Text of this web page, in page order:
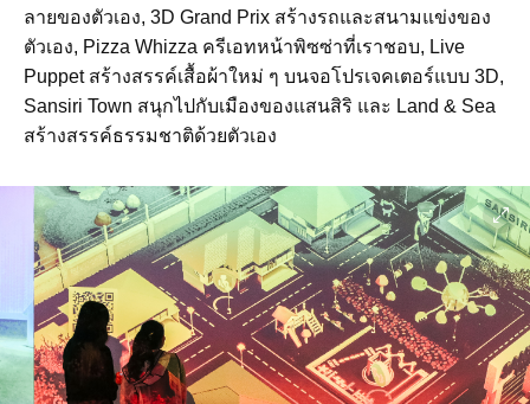
ลายของตัวเอง, 3D Grand Prix สร้างรถและสนามแข่งของ
ตัวเอง, Pizza Whizza ครีเอทหน้าพิซซ่าที่เราชอบ, Live
Puppet สร้างสรรค์เสื้อผ้าใหม่ ๆ บนจอโปรเจคเตอร์แบบ 3D,
Sansiri Town สนุกไปกับเมืองของแสนสิริ และ Land & Sea
สร้างสรรค์ธรรมชาติด้วยตัวเอง